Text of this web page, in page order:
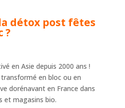
détox post fêtes
?
en Asie depuis 2000 ans !
en bloc ou en
dorénavant en France dans
et magasins bio.